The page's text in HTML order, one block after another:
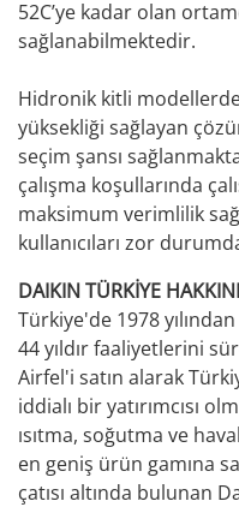
52C’ye kadar olan
sağlanabilmektedir.
Hidronik kitli
yüksekliği sağlayan
seçim şansı
çalışma koşullarında
maksimum verimlilik
kullanıcıları zor
DAIKIN TÜRKİYE
Türkiye'de 1978
44 yıldır faaliyetlerini
Airfel'i satın alarak
iddialı bir yatırımcısı
ısıtma, soğutma ve
en geniş ürün gamına
çatısı altında bulunan